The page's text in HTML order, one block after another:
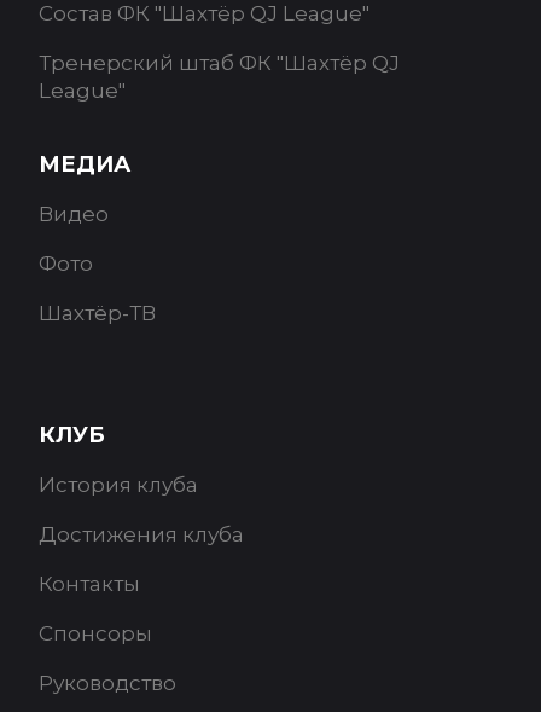
Состав ФК "Шахтёр QJ League"
Тренерский штаб ФК "Шахтёр QJ
League"
МЕДИА
Видео
Фото
Шахтёр-ТВ
КЛУБ
История клуба
Достижения клуба
Контакты
Спонсоры
Руководство